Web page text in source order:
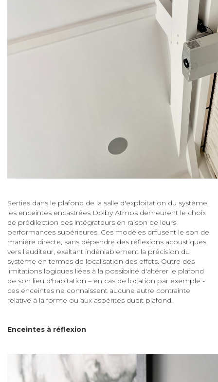
Serties dans le plafond de la salle d'exploitation du système,
les enceintes encastrées Dolby Atmos demeurent le choix
de prédilection des intégrateurs en raison de leurs
performances supérieures. Ces modèles diffusent le son de
manière directe, sans dépendre des réflexions acoustiques,
vers l'auditeur, exaltant indéniablement la précision du
système en termes de localisation des effets. Outre des
limitations logiques liées à la possibilité d'altérer le plafond
de son lieu d'habitation – en cas de location par exemple -
ces enceintes ne connaissent aucune autre contrainte
relative à la forme ou aux aspérités dudit plafond.
Enceintes à réflexion